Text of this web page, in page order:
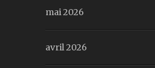
mai 2026
avril 2026